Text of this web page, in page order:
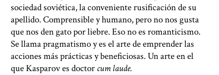
sociedad soviética, la conveniente rusificación de su
apellido. Comprensible y humano, pero no nos gusta
que nos den gato por liebre. Eso no es romanticismo.
Se llama pragmatismo y es el arte de emprender las
acciones más prácticas y beneficiosas. Un arte en el
que Kasparov es doctor cum laude.